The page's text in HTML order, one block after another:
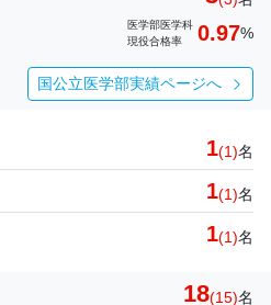
医学部医学科
現役合格率
0.97%
国公立医学部実績ページへ
1(1)名
1(1)名
1(1)名
18(15)名